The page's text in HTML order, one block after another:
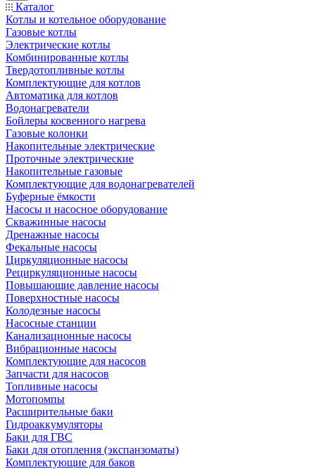
Каталог
Котлы и котельное оборудование
Газовые котлы
Электрические котлы
Комбинированные котлы
Твердотопливные котлы
Комплектующие для котлов
Автоматика для котлов
Водонагреватели
Бойлеры косвенного нагрева
Газовые колонки
Накопительные электрические
Проточные электрические
Накопительные газовые
Комплектующие для водонагревателей
Буферные ёмкости
Насосы и насосное оборудование
Скважинные насосы
Дренажные насосы
Фекальные насосы
Циркуляционные насосы
Рециркуляционные насосы
Повышающие давление насосы
Поверхностные насосы
Колодезные насосы
Насосные станции
Канализационные насосы
Вибрационные насосы
Комплектующие для насосов
Запчасти для насосов
Топливные насосы
Мотопомпы
Расширительные баки
Гидроаккумуляторы
Баки для ГВС
Баки для отопления (экспанзоматы)
Комплектующие для баков